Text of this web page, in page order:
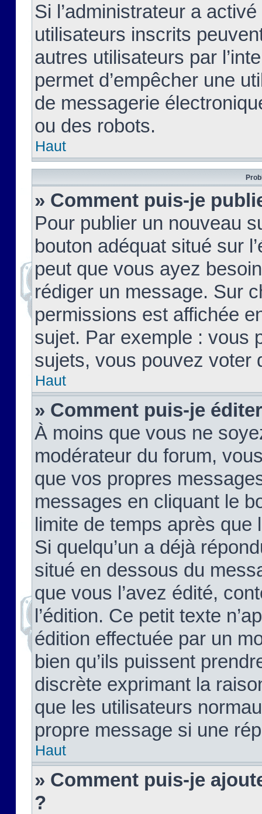
Si l’administrateur a
utilisateurs inscrits
autres utilisateurs par
permet d’empêcher une
de messagerie
ou des robots.
Haut
» Comment puis-je
Pour publier un nouveau
bouton adéquat situé sur
peut que vous ayez
rédiger un message. Sur
permissions est affichée
sujet. Par exemple : vous
sujets, vous pouvez voter
Haut
» Comment puis-je
À moins que vous ne
modérateur du forum,
que vos propres
messages en cliquant le
limite de temps après que
Si quelqu’un a déjà
situé en dessous du
que vous l’avez édité,
l’édition. Ce petit texte
édition effectuée par un
bien qu’ils puissent
discrète exprimant la
que les utilisateurs
propre message si une
Haut
» Comment puis-je
?